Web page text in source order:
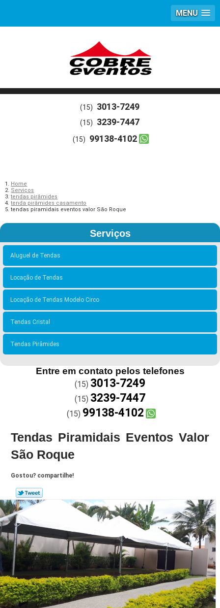
MENU
(15) 3013-7249
(15) 3239-7447
(15) 99138-4102
Home
Serviços
tendas pirâmides
tenda pirâmides casamento
tendas piramidais eventos valor São Roque
Serviços
Aluguel de Tendas
Locação de Tendas
Locação de Tendas Modelo Circo
Tendas Cristal
Tendas Pirâmides
Entre em contato pelos telefones
(15) 3013-7249
(15) 3239-7447
(15) 99138-4102
Tendas Piramidais Eventos Valor
São Roque
Gostou? compartilhe!